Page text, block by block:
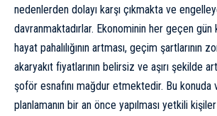
nedenlerden dolayı karşı çıkmakta ve
davranmaktadırlar. Ekonominin her geçen
hayat pahalılığının artması, geçim şartlarının
akaryakıt fiyatlarının belirsiz ve aşırı şekilde
şoför esnafını mağdur etmektedir. Bu
planlamanın bir an önce yapılması yetkili